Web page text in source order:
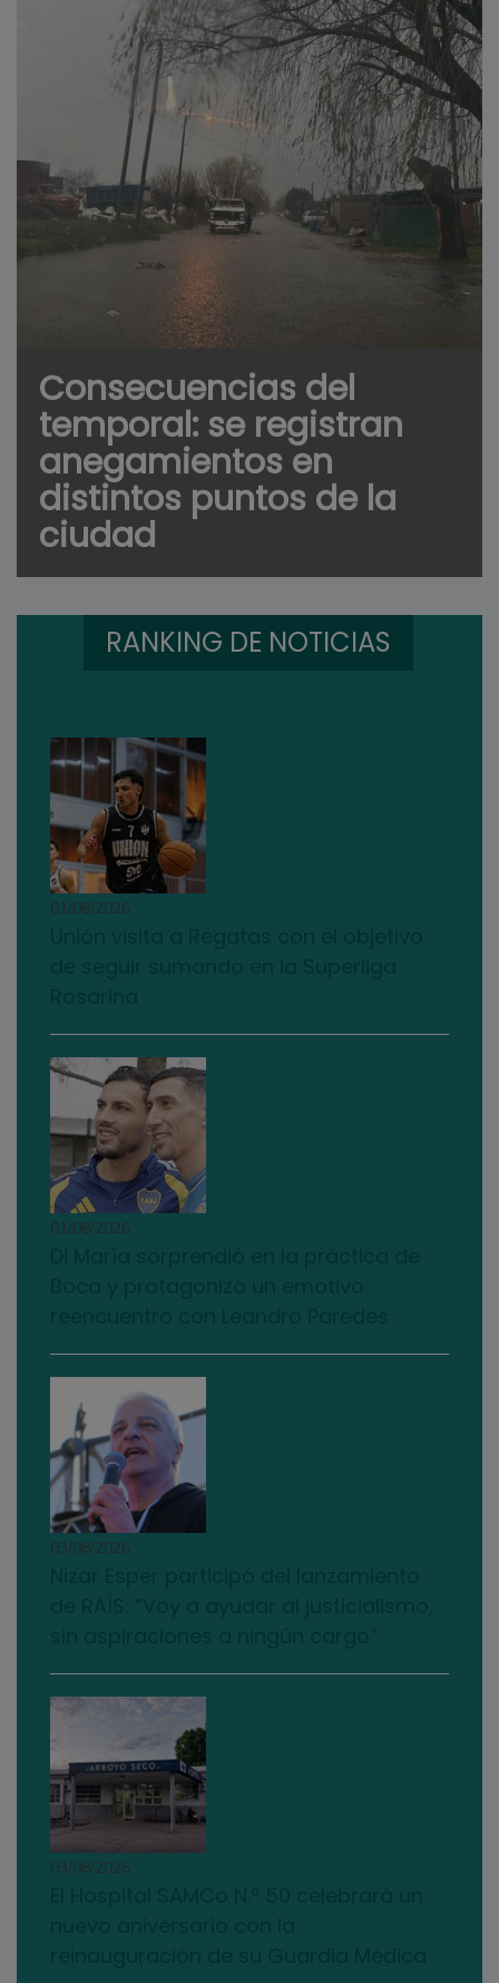
Consecuencias del
temporal: se registran
anegamientos en
distintos puntos de la
ciudad
RANKING DE NOTICIAS
01/08/2026
01/08/2026
03/08/2026
03/08/2026